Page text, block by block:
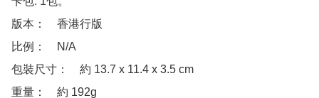
版本：　香港行版
比例：　N/A
包裝尺寸：　約 13.7 x 11.4 x 3.5 cm
重量：　約 192g